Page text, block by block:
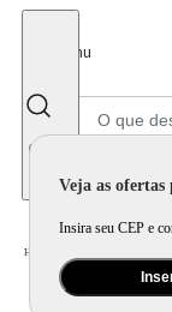
Menu
Veja as ofertas
Insira seu CEP e
Home